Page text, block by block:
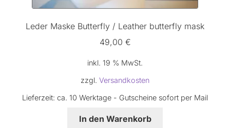
Leder Maske Butterfly / Leather butterfly mask
49,00 €
inkl. 19 % MwSt.
zzgl. Versandkosten
Lieferzeit: ca. 10 Werktage - Gutscheine sofort per Mail
In den Warenkorb